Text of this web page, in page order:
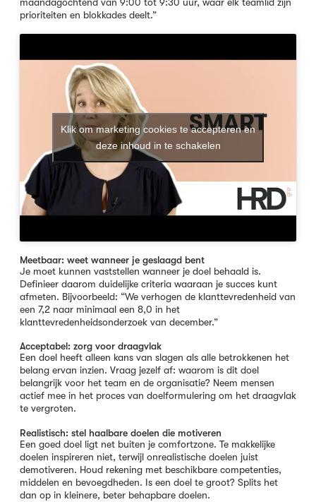
prioriteiten en blokkades deelt.”
Klik om marketing cookies te accepteren en
deze inhoud in te schakelen
Meetbaar: weet wanneer je geslaagd bent
Je moet kunnen vaststellen wanneer je doel behaald is.
Definieer daarom duidelijke criteria waaraan je succes kunt
afmeten. Bijvoorbeeld: “We verhogen de klanttevredenheid van
een 7,2 naar minimaal een 8,0 in het
klanttevredenheidsonderzoek van december.”
Acceptabel: zorg voor draagvlak
Een doel heeft alleen kans van slagen als alle betrokkenen het
belang ervan inzien. Vraag jezelf af: waarom is dit doel
belangrijk voor het team en de organisatie? Neem mensen
actief mee in het proces van doelformulering om het draagvlak
te vergroten.
Realistisch: stel haalbare doelen die motiveren
Een goed doel ligt net buiten je comfortzone. Te makkelijke
doelen inspireren niet, terwijl onrealistische doelen juist
demotiveren. Houd rekening met beschikbare competenties,
middelen en bevoegdheden. Is een doel te groot? Splits het
dan op in kleinere, beter behapbare doelen.